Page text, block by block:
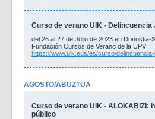
Curso de verano UIK -
del 26 al 27 de Julio de 2023 en Donostia-
Fundación Cursos de Verano de la UPV
https://www.uik.eus/es/curso/
AGOSTO/ABUZTUA
Curso de verano UIK - ALOKABIZI:
público